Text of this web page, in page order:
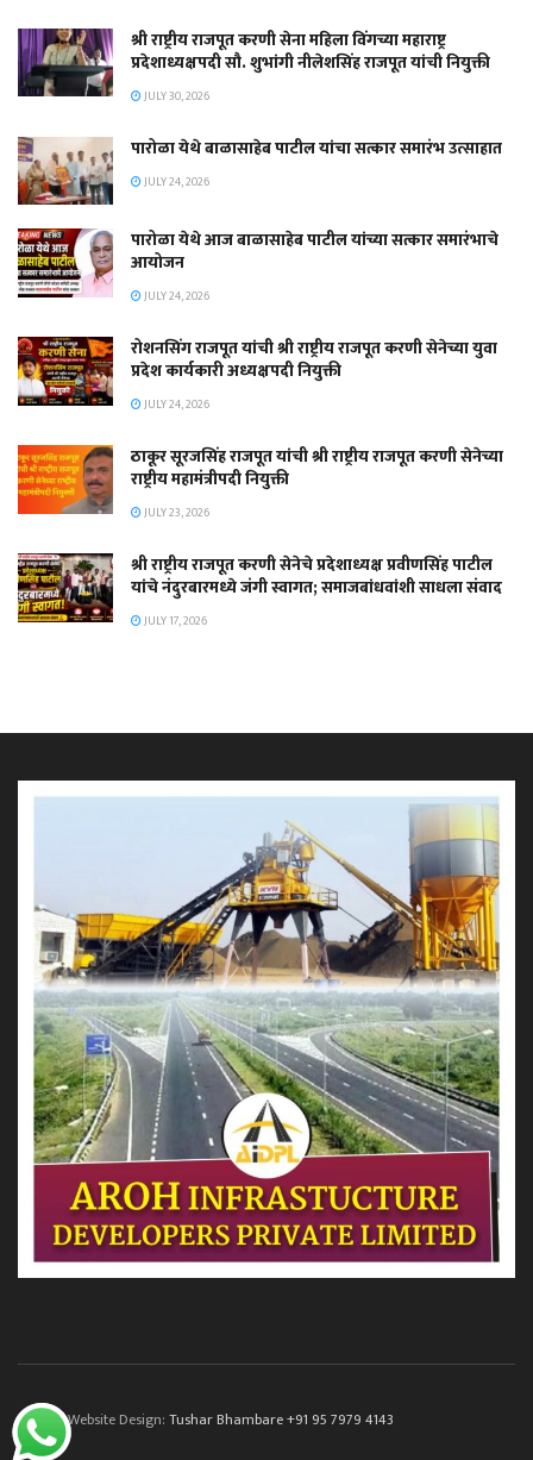
श्री राष्ट्रीय राजपूत करणी सेना महिला विंगच्या महाराष्ट्र
प्रदेशाध्यक्षपदी सौ. शुभांगी नीलेशसिंह राजपूत यांची नियुक्ती
JULY 30, 2026
पारोळा येथे बाळासाहेब पाटील यांचा सत्कार समारंभ उत्साहात
JULY 24, 2026
पारोळा येथे आज बाळासाहेब पाटील यांच्या सत्कार समारंभाचे
आयोजन
JULY 24, 2026
रोशनसिंग राजपूत यांची श्री राष्ट्रीय राजपूत करणी सेनेच्या युवा
प्रदेश कार्यकारी अध्यक्षपदी नियुक्ती
JULY 24, 2026
ठाकूर सूरजसिंह राजपूत यांची श्री राष्ट्रीय राजपूत करणी सेनेच्या
राष्ट्रीय महामंत्रीपदी नियुक्ती
JULY 23, 2026
श्री राष्ट्रीय राजपूत करणी सेनेचे प्रदेशाध्यक्ष प्रवीणसिंह पाटील
यांचे नंदुरबारमध्ये जंगी स्वागत; समाजबांधवांशी साधला संवाद
JULY 17, 2026
© 2022. Website Design: Tushar Bhambare +91 95 7979 4143